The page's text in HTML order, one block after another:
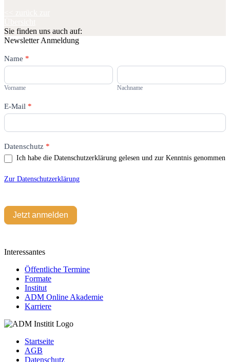
Sie finden uns auch auf:
Newsletter Anmeldung
Newsletter
Name *
Vorname
Vorname
Nachname
Nachname
E-Mail *
Datenschutz *
Ich habe die Datenschutzerklärung gelesen und zur Kenntnis genommen
Zur Datenschutzerklärung
Jetzt anmelden
Falls
Du
bist,
dieses
Feld
Interessantes
Öffentliche Termine
Formate
Institut
ADM Online Akademie
Karriere
Startseite
AGB
Datenschutz